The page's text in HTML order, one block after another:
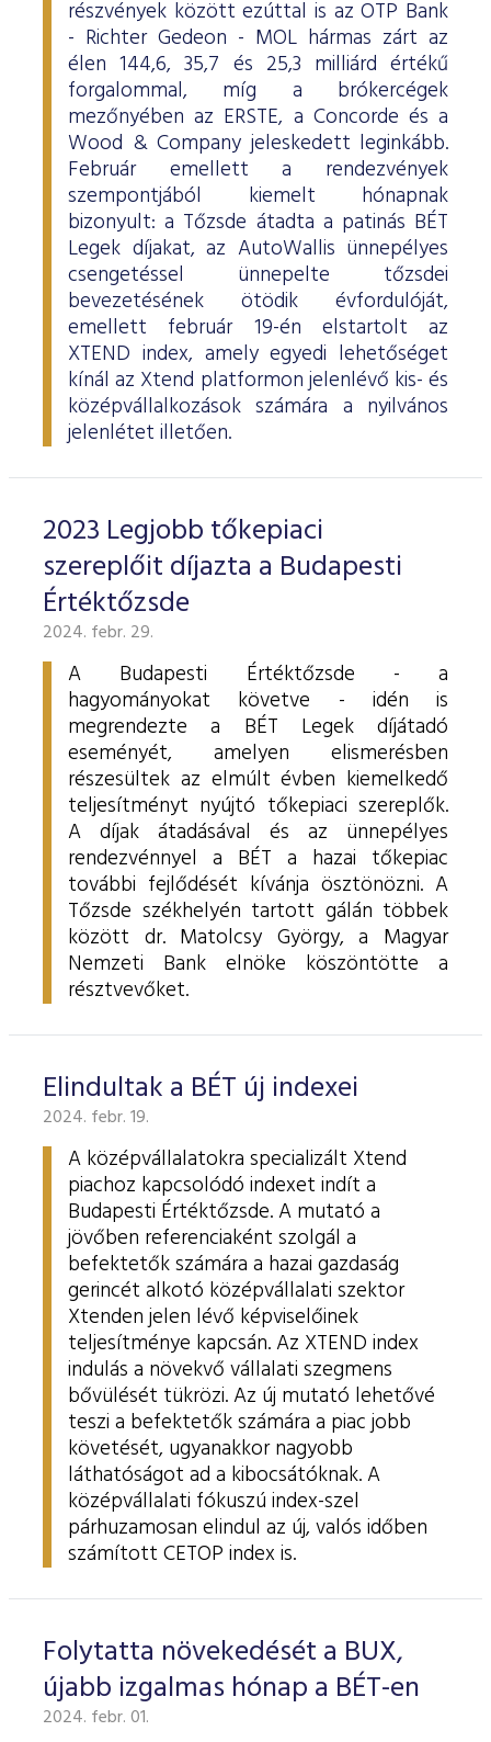
részvények között ezúttal is az OTP Bank
- Richter Gedeon - MOL hármas zárt az
élen 144,6, 35,7 és 25,3 milliárd értékű
forgalommal, míg a brókercégek
mezőnyében az ERSTE, a Concorde és a
Wood & Company jeleskedett leginkább.
Február emellett a rendezvények
szempontjából kiemelt hónapnak
bizonyult: a Tőzsde átadta a patinás BÉT
Legek díjakat, az AutoWallis ünnepélyes
csengetéssel ünnepelte tőzsdei
bevezetésének ötödik évfordulóját,
emellett február 19-én elstartolt az
XTEND index, amely egyedi lehetőséget
kínál az Xtend platformon jelenlévő kis- és
középvállalkozások számára a nyilvános
jelenlétet illetően.
2023 Legjobb tőkepiaci
szereplőit díjazta a Budapesti
Értéktőzsde
2024. febr. 29.
A Budapesti Értéktőzsde - a
hagyományokat követve - idén is
megrendezte a BÉT Legek díjátadó
eseményét, amelyen elismerésben
részesültek az elmúlt évben kiemelkedő
teljesítményt nyújtó tőkepiaci szereplők.
A díjak átadásával és az ünnepélyes
rendezvénnyel a BÉT a hazai tőkepiac
további fejlődését kívánja ösztönözni. A
Tőzsde székhelyén tartott gálán többek
között dr. Matolcsy György, a Magyar
Nemzeti Bank elnöke köszöntötte a
résztvevőket.
Elindultak a BÉT új indexei
2024. febr. 19.
A középvállalatokra specializált Xtend
piachoz kapcsolódó indexet indít a
Budapesti Értéktőzsde. A mutató a
jövőben referenciaként szolgál a
befektetők számára a hazai gazdaság
gerincét alkotó középvállalati szektor
Xtenden jelen lévő képviselőinek
teljesítménye kapcsán. Az XTEND index
indulás a növekvő vállalati szegmens
bővülését tükrözi. Az új mutató lehetővé
teszi a befektetők számára a piac jobb
követését, ugyanakkor nagyobb
láthatóságot ad a kibocsátóknak. A
középvállalati fókuszú index-szel
párhuzamosan elindul az új, valós időben
számított CETOP index is.
Folytatta növekedését a BUX,
újabb izgalmas hónap a BÉT-en
2024. febr. 01.